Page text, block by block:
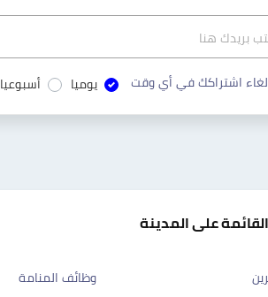
اشتراكك في أي وقت يوميا أسبوعيا
على المدينة
وظائف المنامة